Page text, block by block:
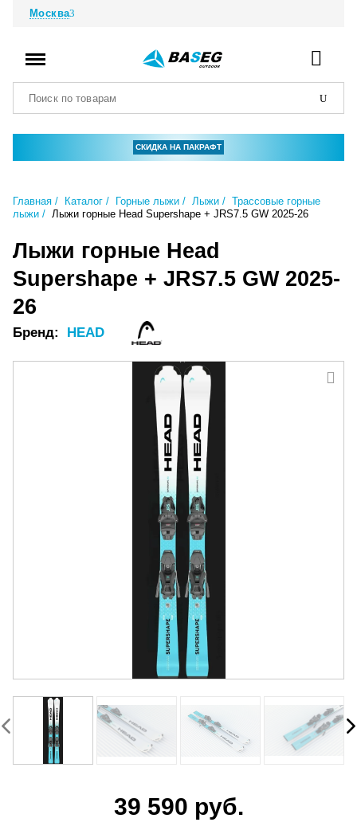
Москва
СКИДКА НА ПАКРАФТ
Главная Каталог Горные лыжи Лыжи
Трассовые горные
лыжи
Лыжи горные Head Supershape + JRS7.5 GW 2025-26
Лыжи горные Head
Supershape + JRS7.5 GW 2025-
26
Бренд: HEAD
39 590 руб.